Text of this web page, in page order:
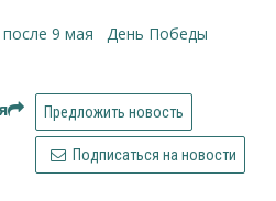
после 9 мая День Победы
Предложить новость
Подписаться на новости